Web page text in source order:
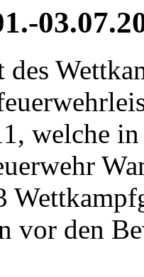
welche
vor den